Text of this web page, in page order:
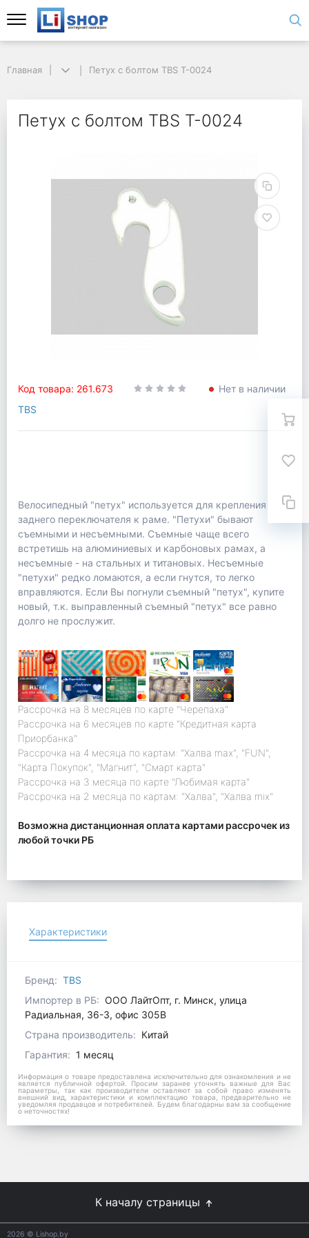
Главная Петух с болтом TBS T-0024
Петух с болтом TBS T-0024
Код товара: 261.673
Нет в наличии
TBS
Велосипедный "петух" используется для крепления
заднего переключателя к раме. "Петухи" бывают
съемными и несъемными. Съемные чаще всего
встретишь на алюминиевых и карбоновых рамах, а
несъемные - на стальных и титановых. Несъемные
"петухи" редко ломаются, а если гнутся, то легко
вправляются. Если Вы погнули съемный "петух", купите
новый, т.к. выправленный съемный "петух" все равно
долго не прослужит.
Рассрочка на 8 месяцев по карте "Черепаха"
Рассрочка на 6 месяцев по карте "Кредитная карта
Приорбанка"
Рассрочка на 4 месяца по картам: "Халва max", "FUN",
"Карта Покупок", "Магнит", "Смарт карта"
Рассрочка на 3 месяца по карте "Любимая карта"
Рассрочка на 2 месяца по картам: "Халва", "Халва mix"
Возможна дистанционная оплата картами рассрочек из
любой точки РБ
Характеристики
Бренд: TBS
Импортер в РБ: ООО ЛайтОпт, г. Минск, улица
Радиальная, 36-3, офис 305В
Страна производитель: Китай
Гарантия: 1 месяц
Информация о товаре предоставлена исключительно для ознакомления и не
является публичной офертой. Просим заранее уточнять важные для Вас
параметры, так как производители оставляют за собой право изменять
внешний вид, характеристики и комплектацию товара, предварительно не
уведомляя продавцов и потребителей. Будем благодарны вам за сообщение
о неточностях!
К началу страницы
2026 © Lishop.by